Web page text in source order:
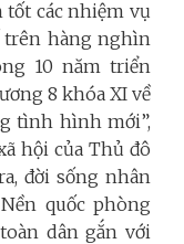
các nhiệm vụ
trên hàng nghìn
10 năm triển
8 khóa XI về
tình hình mới”,
hội của Thủ đô
đời sống nhân
quốc phòng
dân gắn với